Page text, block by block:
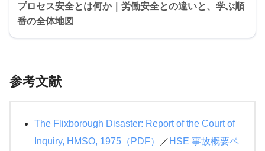
プロセス安全とは何か｜労働安全との違いと、学ぶ順
番の全体地図
参考文献
The Flixborough Disaster: Report of the Court of
Inquiry, HMSO, 1975（PDF）
／ HSE 事故概要ペ